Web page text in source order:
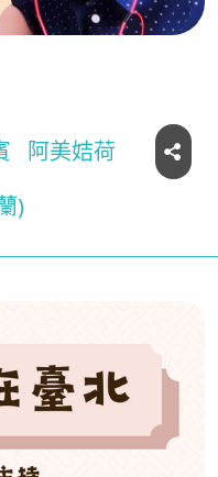
阿美姞荷
)